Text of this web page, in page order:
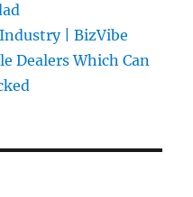
| BizVibe
Dealers Which Can